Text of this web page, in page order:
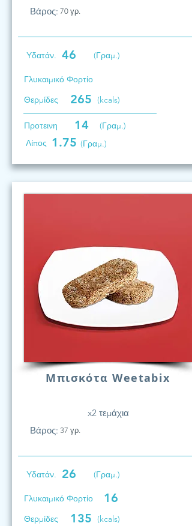
Βάρος: 70 γρ.
Υδατάν. 46 (Γραμ.)
Γλυκαιμικό Φορτίο
Θερμίδες
265 (kcals)
Προτεινη 14
(Γραμ.)
Λίπος 1.75 (Γραμ.)
Μπισκότα Weetabix
x2 τεμάχια
Βάρος: 37 γρ.
Υδατάν. 26 (Γραμ.)
Γλυκαιμικό Φορτίο 16
Θερμίδες 135 (kcals)